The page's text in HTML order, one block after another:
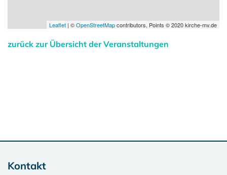
Leaflet | ©OpenStreetMapcontributors, Points © 2020 kirche-mv.de
zurück zur Übersicht der Veranstaltungen
Kontakt